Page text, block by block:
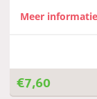
Meer informatie
€7,60